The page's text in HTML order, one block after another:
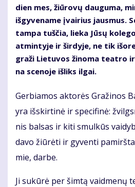
dien mes, žiū­ro­vų dau­gu­ma,
iš­gy­ve­na­me įvai­rius jaus­mus.
tam­pa tuš­čia, lie­ka Jū­sų
at­min­ty­je ir šir­dy­je, ne tik
gra­ži Lie­tu­vos ži­no­ma te­at­ro
na sce­no­je iš­liks il­gai.
Ger­bia­mos ak­to­rės Gra­ži­nos
yra iš­skir­ti­nė ir spe­ci­fi­nė:
nis bal­sas ir ki­ti smul­kūs
da­vo žiū­rė­ti ir gy­ven­ti
mie, dar­be.
Ji su­kū­rė per šim­tą vaid­me­nų